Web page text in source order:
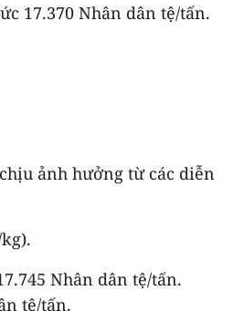
17.370 Nhân dân tệ/tấn.
ảnh hưởng từ các diễn
Nhân dân tệ/tấn.
tệ/tấn.